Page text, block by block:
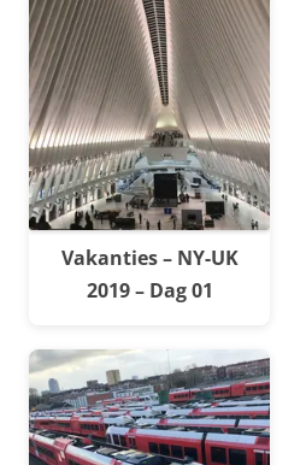
Vakanties – NY-UK
2019 – Dag 01